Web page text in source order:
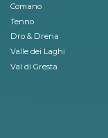
Comano
Tenno
Dro & Drena
Valle dei Laghi
Val di Gresta